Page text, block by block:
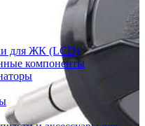
для ЖК (LCD)
компоненты